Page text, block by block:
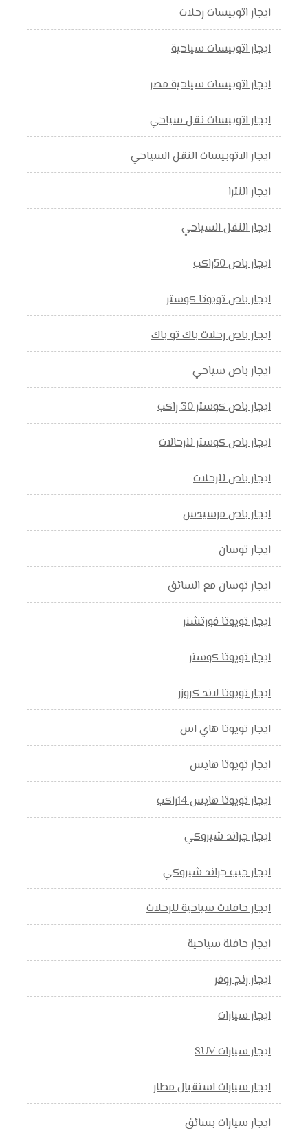
ايجار اتوبيسات رحلات
ايجار اتوبيسات سياحية
ايجار اتوبيسات سياحية مصر
ايجار اتوبيسات نقل سياحي
ايجار الاتوبيسات النقل السياحي
ايجار النترا
ايجار النقل السياحي
ايجار باص 50راكب
ايجار باص تويوتا كوستر
ايجار باص رحلات باك تو باك
ايجار باص سياحي
ايجار باص كوستر 30 راكب
ايجار باص كوستر للرحالات
ايجار باص للرحلات
ايجار باص مرسيدس
ايجار توسان
ايجار توسان مع السائق
ايجار تويوتا فورتشنر
ايجار تويوتا كوستر
ايجار تويوتا لاند كروزر
ايجار تويوتا هاي اس
ايجار تويوتا هايس
ايجار تويوتا هايس 14راكب
ايجار جراند شيروكي
ايجار جيب جراند شيروكي
ايجار حافلات سياحية للرحلات
ايجار حافلة سياحية
ايجار رنج روفر
ايجار سيارات
ايجار سيارات SUV
ايجار سيارات استقبال مطار
ايجار سيارات بسائق